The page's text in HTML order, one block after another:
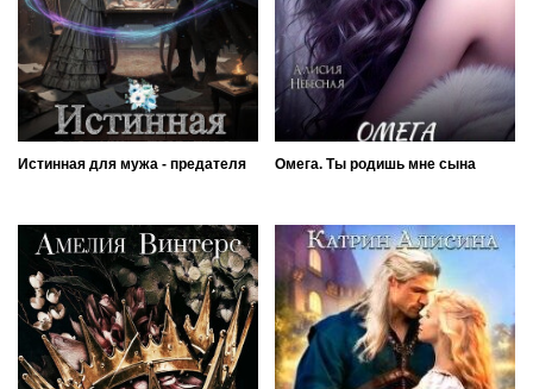
Истинная для мужа - предателя Омега. Ты родишь мне сына